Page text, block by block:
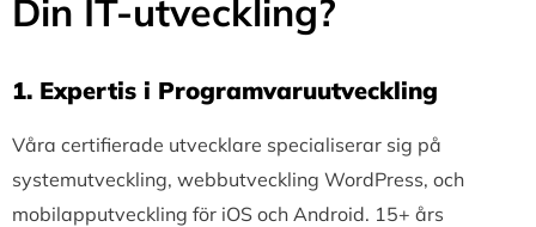
Din IT-utveckling?
1.⁠ ⁠Expertis i Programvaruutveckling
Våra certifierade utvecklare specialiserar sig på
systemutveckling, webbutveckling WordPress, och
mobilapputveckling för iOS och Android. 15+ års